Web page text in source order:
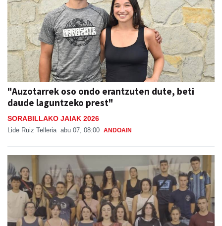
"Auzotarrek oso ondo erantzuten dute, beti
daude laguntzeko prest"
SORABILLAKO JAIAK 2026
Lide Ruiz Telleria abu 07, 08:00